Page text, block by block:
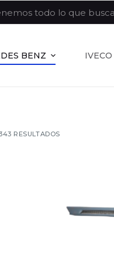
todo lo que
BENZ IVECO
RESULTADOS